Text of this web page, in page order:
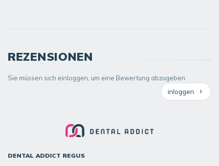
REZENSIONEN
Sie müssen sich einloggen, um eine Bewertung abzugeben
inloggen
DENTAL ADDICT REGUS